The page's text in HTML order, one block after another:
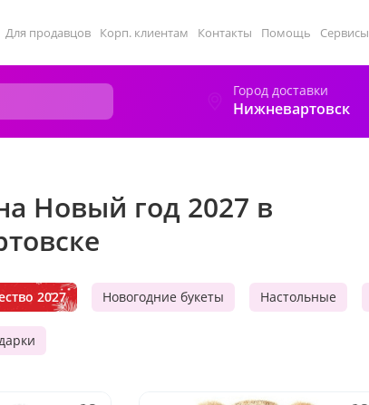
Для продавцов Корп. клиентам Контакты Помощь Сервисы
Город доставки
Нижневартовск
Новый год 2027 в
2027 Новогодние букеты Настольные